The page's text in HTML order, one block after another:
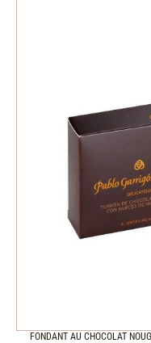
FONDANT AU CHOCOLAT